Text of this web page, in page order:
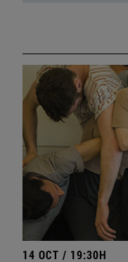
14 OCT / 19:30H